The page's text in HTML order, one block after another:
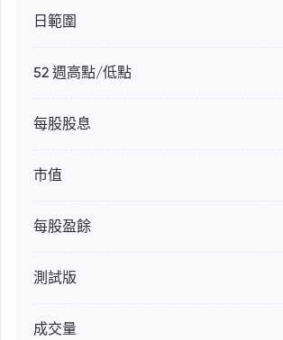
日範圍
52 週高點/低點
每股股息
市值
每股盈餘
測試版
成交量